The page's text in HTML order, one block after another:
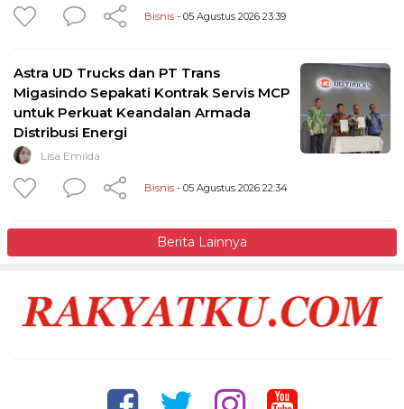
Bisnis - 05 Agustus 2026 23:39
Astra UD Trucks dan PT Trans
Migasindo Sepakati Kontrak Servis MCP
untuk Perkuat Keandalan Armada
Distribusi Energi
Lisa Emilda
Bisnis - 05 Agustus 2026 22:34
Berita Lainnya